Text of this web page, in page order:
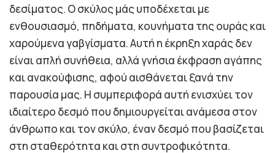
δεσίματος. Ο σκύλος μάς υποδέχεται με
ενθουσιασμό, πηδήματα, κουνήματα της ουράς και
χαρούμενα γαβγίσματα. Αυτή η έκρηξη χαράς δεν
είναι απλή συνήθεια, αλλά γνήσια έκφραση αγάπης
και ανακούφισης, αφού αισθάνεται ξανά την
παρουσία μας. Η συμπεριφορά αυτή ενισχύει τον
ιδιαίτερο δεσμό που δημιουργείται ανάμεσα στον
άνθρωπο και τον σκύλο, έναν δεσμό που βασίζεται
στη σταθερότητα και στη συντροφικότητα.